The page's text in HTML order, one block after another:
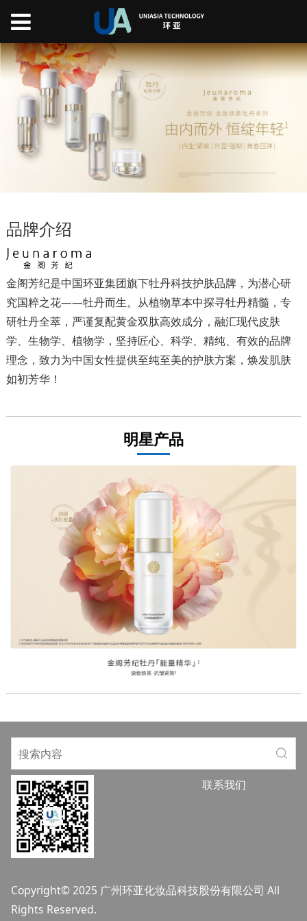
品牌介绍
金阁芳纪是中国环亚集团旗下牡丹科技护肤品牌，为潜心研
究国粹之花——牡丹而生。从植物草本中探寻牡丹精髓，专
研牡丹全萃，严谨复配黄金双肽高效成分，融汇现代皮肤
学、生物学、植物学，坚持匠心、科学、精纯、有效的品牌
理念，致力为中国女性提供至纯至美的护肤方案，焕发肌肤
如初芳华！
明星产品
联系我们
Copyright© 2025 广州环亚化妆品科技股份有限公司 All
Rights Reserved.